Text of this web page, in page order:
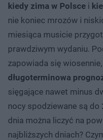
kiedy zima w Polsce i
nie koniec mrozów i
miesiąca musicie
prawdziwym wydaniu.
zapowiada się
długoterminowa
sięgające nawet minus
nocy spodziewane są
dnia można liczyć na
najbliższych dniach?